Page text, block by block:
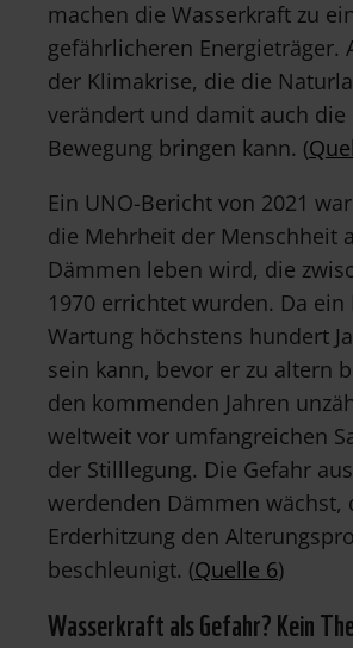
machen die Wasserkraft zu
gefährlicheren Energieträger.
der Klimakrise, die die
verändert und damit auch die
Bewegung bringen kann. (
Ein UNO-Bericht von 2021
die Mehrheit der Menschheit
Dämmen leben wird, die
1970 errichtet wurden. Da
Wartung höchstens hundert
sein kann, bevor er zu altern
den kommenden Jahren
weltweit vor umfangreichen
der Stilllegung. Die Gefahr
werdenden Dämmen wächst,
Erderhitzung den
beschleunigt. (Quelle 6)
Wasserkraft als Gefahr? Kein